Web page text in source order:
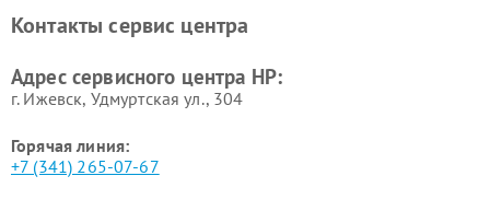
Контакты сервис центра
Адрес сервисного центра HP:
г. Ижевск, Удмуртская ул., 304
Горячая линия:
+7 (341) 265-07-67